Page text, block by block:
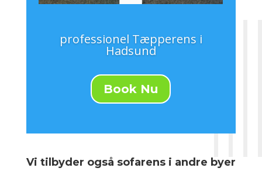
professionel Tæpperens i
Hadsund
Book Nu
Vi tilbyder også sofarens i andre byer